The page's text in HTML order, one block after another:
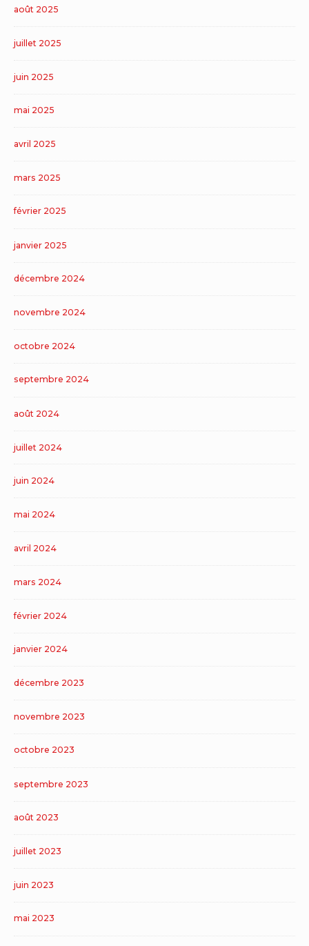
août 2025
juillet 2025
juin 2025
mai 2025
avril 2025
mars 2025
février 2025
janvier 2025
décembre 2024
novembre 2024
octobre 2024
septembre 2024
août 2024
juillet 2024
juin 2024
mai 2024
avril 2024
mars 2024
février 2024
janvier 2024
décembre 2023
novembre 2023
octobre 2023
septembre 2023
août 2023
juillet 2023
juin 2023
mai 2023